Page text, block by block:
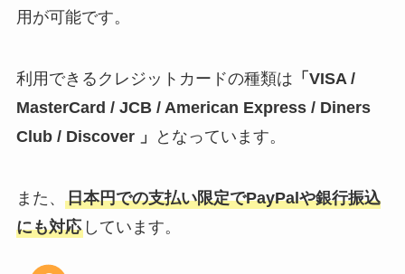
用が可能です。
利用できるクレジットカードの種類は 「VISA /
MasterCard / JCB / American Express / Diners
Club / Discover 」
となっています。
また、 日本円での支払い限定でPayPalや銀行振込
にも対応しています。